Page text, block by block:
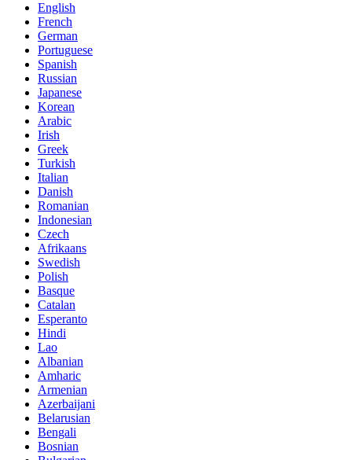
English
French
German
Portuguese
Spanish
Russian
Japanese
Korean
Arabic
Irish
Greek
Turkish
Italian
Danish
Romanian
Indonesian
Czech
Afrikaans
Swedish
Polish
Basque
Catalan
Esperanto
Hindi
Lao
Albanian
Amharic
Armenian
Azerbaijani
Belarusian
Bengali
Bosnian